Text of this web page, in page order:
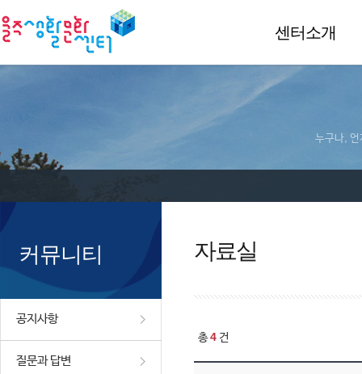
센터소개
누구나, 언
커뮤니티
공지사항
질문과 답변
자료실
총4 건